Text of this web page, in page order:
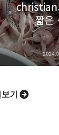
christian
짧은
기